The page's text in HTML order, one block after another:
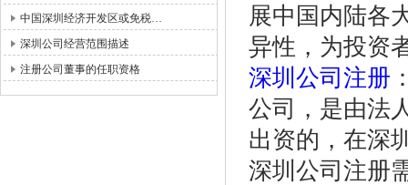
中国深圳经济开发区或免税…
深圳公司经营范围描述
注册公司董事的任职资格
展中国内陆各
异性，为投资
深圳公司注册
公司，是由法
出资的，在深
深圳公司注册